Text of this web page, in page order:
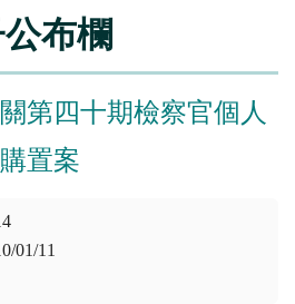
布欄
第四十期檢察官個人
置案
01/11